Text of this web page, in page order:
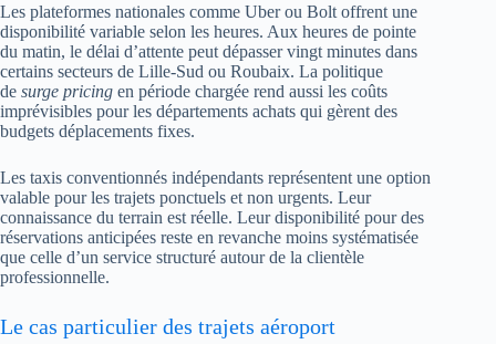
Les plateformes nationales comme Uber ou Bolt offrent une
disponibilité variable selon les heures. Aux heures de pointe
du matin, le délai d’attente peut dépasser vingt minutes dans
certains secteurs de Lille-Sud ou Roubaix. La politique
de surge pricing en période chargée rend aussi les coûts
imprévisibles pour les départements achats qui gèrent des
budgets déplacements fixes.
Les taxis conventionnés indépendants représentent une option
valable pour les trajets ponctuels et non urgents. Leur
connaissance du terrain est réelle. Leur disponibilité pour des
réservations anticipées reste en revanche moins systématisée
que celle d’un service structuré autour de la clientèle
professionnelle.
Le cas particulier des trajets aéroport